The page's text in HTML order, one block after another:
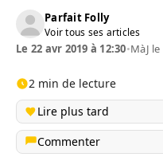
Parfait Folly
Voir tous ses articles
Le 22 avr 2019 à 12:30•MàJ
2 min de lecture
Lire plus tard
Commenter